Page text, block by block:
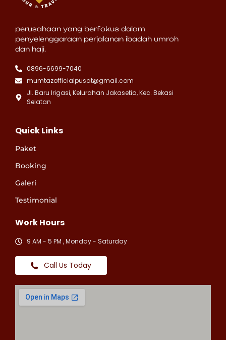
perusahaan yang berfokus dalam
penyelenggaraan perjalanan ibadah umroh
dan haji.
0896-6699-7040
mumtazofficialpusat@gmail.com
Jl. Baru Irigasi, Kelurahan Jakasetia, Kec. Bekasi
Selatan
Quick Links
Paket
Booking
Galeri
Testimonial
Work Hours
9 AM - 5 PM , Monday - Saturday
Call Us Today